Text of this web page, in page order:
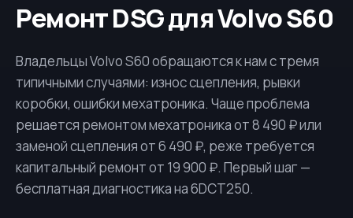
Ремонт DSG для Volvo S60
Владельцы Volvo S60 обращаются к нам с тремя
типичными случаями: износ сцепления, рывки
коробки, ошибки мехатроника. Чаще проблема
решается ремонтом мехатроника от 8 490 ₽ или
заменой сцепления от 6 490 ₽, реже требуется
капитальный ремонт от 19 900 ₽. Первый шаг —
бесплатная диагностика на6DCT250.